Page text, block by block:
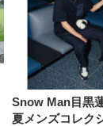
Snow Man目黒
夏メンズコレク